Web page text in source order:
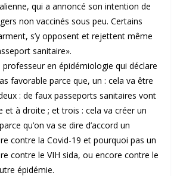
qui a annoncé son intention de
non vaccinés sous peu. Certains
s’y opposent et rejettent même
sanitaire».
professeur en épidémiologie qui déclare
favorable parce que, un : cela va être
: de faux passeports sanitaires vont
et à droite ; et trois : cela va créer un
qu’on va se dire d’accord un
contre la Covid-19 et pourquoi pas un
contre le VIH sida, ou encore contre le
épidémie.